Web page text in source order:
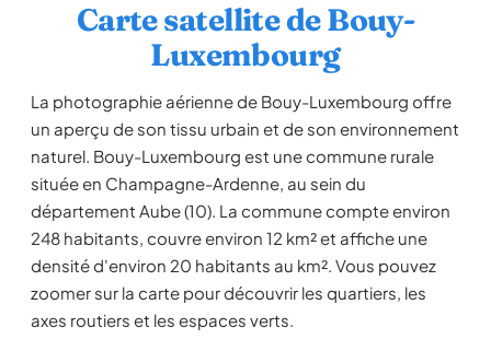
Carte satellite de Bouy-
Luxembourg
La photographie aérienne de Bouy-Luxembourg offre
un aperçu de son tissu urbain et de son environnement
naturel. Bouy-Luxembourg est une commune rurale
située en Champagne-Ardenne, au sein du
département Aube (10). La commune compte environ
248 habitants, couvre environ 12 km² et affiche une
densité d'environ 20 habitants au km². Vous pouvez
zoomer sur la carte pour découvrir les quartiers, les
axes routiers et les espaces verts.